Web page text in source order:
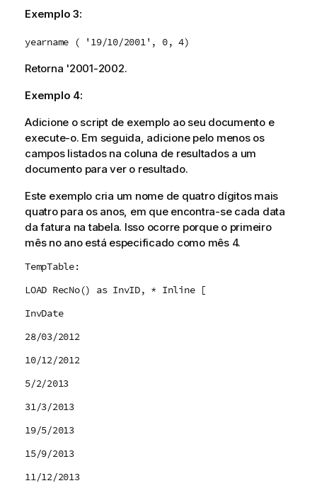
Exemplo 3:
yearname ( '19/10/2001', 0, 4)
Retorna '2001-2002.
Exemplo 4:
Adicione o script de exemplo ao seu documento e
execute-o. Em seguida, adicione pelo menos os
campos listados na coluna de resultados a um
documento para ver o resultado.
Este exemplo cria um nome de quatro dígitos mais
quatro para os anos, em que encontra-se cada data
da fatura na tabela. Isso ocorre porque o primeiro
mês no ano está especificado como mês 4.
TempTable:
LOAD RecNo() as InvID, * Inline [
InvDate
28/03/2012
10/12/2012
5/2/2013
31/3/2013
19/5/2013
15/9/2013
11/12/2013